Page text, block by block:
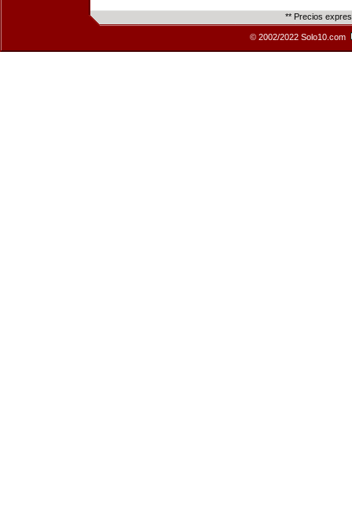
** Precios
© 2002/2022 Solo10.com